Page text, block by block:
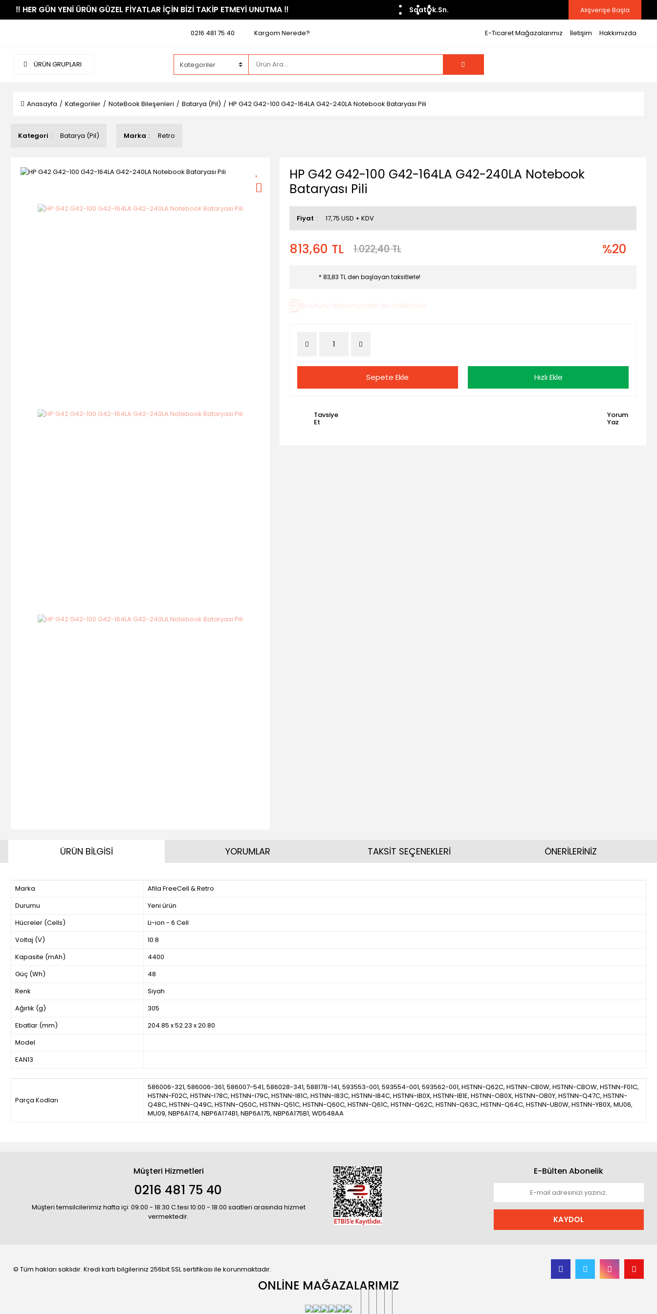
​‼️​ HER GÜN YENİ ÜRÜN GÜZEL FİYATLAR İÇİN BİZİ TAKİP ETMEYİ UNUTMA ​‼️​ SaatDk.Sn. Alışverişe Başla
0216 481 75 40 Kargom Nerede? E-Ticaret Mağazalarımız İletişim Hakkımızda
ÜRÜN GRUPLARI
Anasayfa Kategoriler NoteBook Bileşenleri Batarya (Pil) HP G42 G42-100 G42-164LA G42-240LA Notebook Bataryası Pili
Kategori Batarya (Pil) Marka Retro
HP G42 G42-100 G42-164LA G42-240LA Notebook
Bataryası Pili
Fiyat 17,75 USD + KDV
813,60 TL 1.022,40 TL %20
* 83,83 TL den başlayan taksitlerle!
Bu ürünü depomuzdan da alabilirsiniz.
Sepete Ekle Hızlı Ekle
Tavsiye
Et
Yorum
Yaz
ÜRÜN BİLGİSİ
Marka
Afila FreeCell & Retro
Durumu
Yeni ürün
Hücreler (Cells)
Li-ion - 6 Cell
Voltaj (V)
10.8
Kapasite (mAh)
4400
Güç (Wh)
48
Renk
Siyah
Ağırlık (g)
305
Ebatlar (mm)
204.85 x 52.23 x 20.80
Model
EAN13
Parça Kodları
586006-321, 586006-361, 586007-541, 586028-341, 588178-141, 593553-001, 593554-001, 593562-001, HSTNN-Q62C, HSTNN-CB0W, HSTNN-CBOW, HSTNN-F01C,
HSTNN-F02C, HSTNN-I78C, HSTNN-I79C, HSTNN-I81C, HSTNN-I83C, HSTNN-I84C, HSTNN-IB0X, HSTNN-IB1E, HSTNN-OB0X, HSTNN-OB0Y, HSTNN-Q47C, HSTNN-
Q48C, HSTNN-Q49C, HSTNN-Q50C, HSTNN-Q51C, HSTNN-Q60C, HSTNN-Q61C, HSTNN-Q62C, HSTNN-Q63C, HSTNN-Q64C, HSTNN-UB0W, HSTNN-YB0X, MU06,
MU09, NBP6A174, NBP6A174B1, NBP6A175, NBP6A175B1, WD548AA
YORUMLAR TAKSİT SEÇENEKLERİ ÖNERİLERİNİZ
Müşteri Hizmetleri
0216 481 75 40
Müşteri temsilcilerimiz hafta içi: 09:00 - 18:30 C.tesi 10:00 - 18:00 saatleri arasında hizmet
vermektedir.
E-Bülten Abonelik
KAYDOL
© Tüm hakları saklıdır. Kredi kartı bilgileriniz 256bit SSL sertifikası ile korunmaktadır.
ONLİNE MAĞAZALARIMIZ